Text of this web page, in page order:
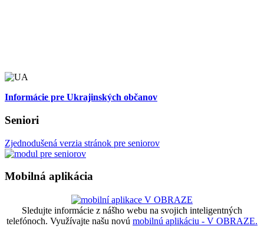
Informácie pre Ukrajinských občanov
Seniori
Zjednodušená verzia stránok pre seniorov
Mobilná aplikácia
Sledujte informácie z nášho webu na svojich inteligentných
telefónoch. Využívajte našu novú mobilnú aplikáciu - V OBRAZE.